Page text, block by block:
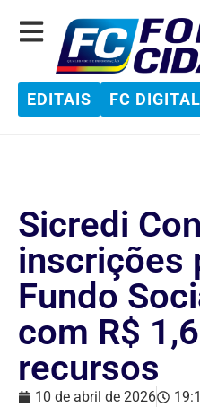
EDITAIS FC DIGITAL
Sicredi
inscrições
Fundo
com R$
recursos
10 de abril de 2026